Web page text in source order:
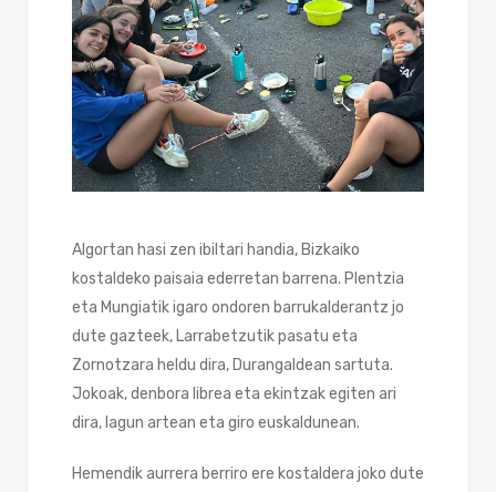
Algortan hasi zen ibiltari handia, Bizkaiko
kostaldeko paisaia ederretan barrena. Plentzia
eta Mungiatik igaro ondoren barrukalderantz jo
dute gazteek, Larrabetzutik pasatu eta
Zornotzara heldu dira, Durangaldean sartuta.
Jokoak, denbora librea eta ekintzak egiten ari
dira, lagun artean eta giro euskaldunean.
Hemendik aurrera berriro ere kostaldera joko dute